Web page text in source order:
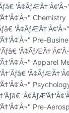
Chemistry
Pre-
Apparel
Pre-